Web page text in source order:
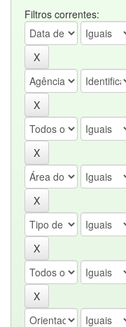
Filtros correntes: